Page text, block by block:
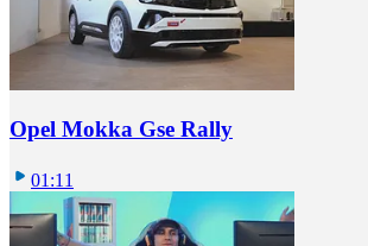
Opel Mokka Gse Rally
01:11